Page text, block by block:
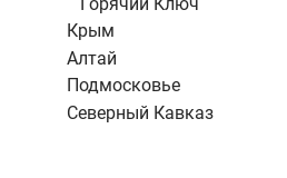
Крым
Алтай
Подмосковье
Северный Кавказ